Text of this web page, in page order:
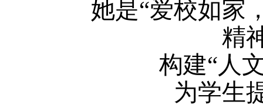
她是“爱校如家
精
构建“人
为学生